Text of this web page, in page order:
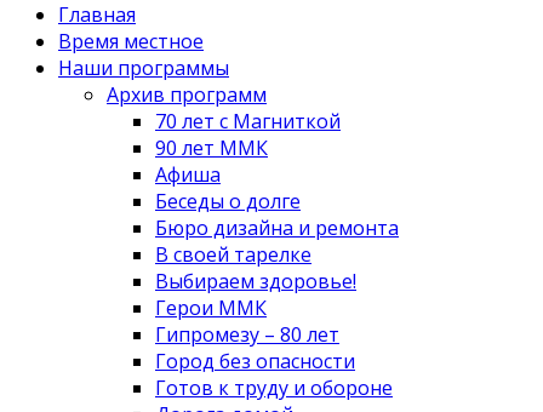
Главная
Время местное
Наши программы
Архив программ
70 лет с Магниткой
90 лет ММК
Афиша
Беседы о долге
Бюро дизайна и ремонта
В своей тарелке
Выбираем здоровье!
Герои ММК
Гипромезу – 80 лет
Город без опасности
Готов к труду и обороне